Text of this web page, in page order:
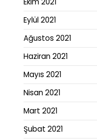
Eylül 2021
Ağustos 2021
Haziran 2021
Mayıs 2021
Nisan 2021
Mart 2021
Şubat 2021